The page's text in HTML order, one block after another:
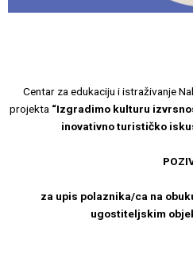
Centar za edukaciju i istraživanje
projekta “Izgradimo kulturu
inovativno turističko
za upis polaznika/ca na
ugostiteljskim